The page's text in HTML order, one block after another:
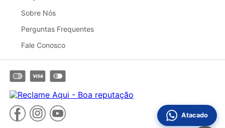
Sobre Nós
Perguntas Frequentes
Fale Conosco
Atacado